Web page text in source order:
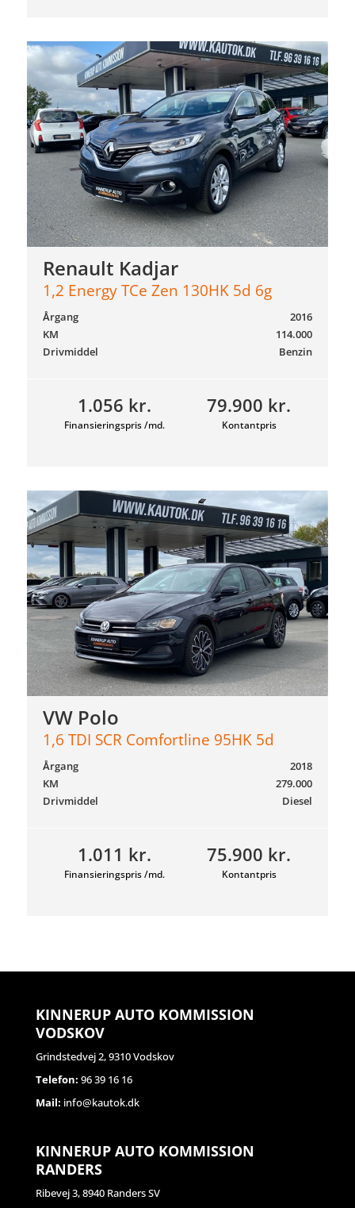
Renault Kadjar
1,2 Energy TCe Zen 130HK 5d 6g
1.056 kr.
Finansieringspris /md.
79.900 kr.
Kontantpris
2016
Årgang
114.000
KM
Benzin
Drivmiddel
VW Polo
1,6 TDI SCR Comfortline 95HK 5d
1.011 kr.
Finansieringspris /md.
75.900 kr.
Kontantpris
2018
Årgang
279.000
KM
Diesel
Drivmiddel
KINNERUP AUTO KOMMISSION
VODSKOV
Grindstedvej 2, 9310 Vodskov
Telefon: 96 39 16 16
Mail: info@kautok.dk
KINNERUP AUTO KOMMISSION
RANDERS
Ribevej 3, 8940 Randers SV